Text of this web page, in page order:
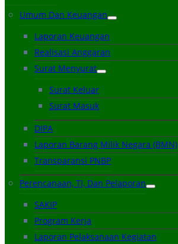
Umum Dan Keuangan
Laporan Keuangan
Realisasi Anggaran
Surat Menyurat
Surat Keluar
Surat Masuk
DIPA
Laporan Barang Milik Negara (BMN)
Transparansi PNBP
Perencanaan, TI, Dan Pelaporan
SAKIP
Program Kerja
Laporan Pelaksanaan Kegiatan